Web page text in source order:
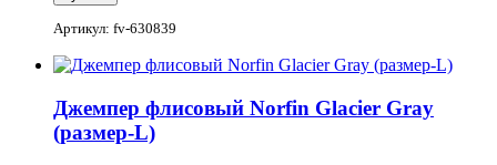
Артикул: fv-630839
Джемпер флисовый Norfin Glacier Gray
(размер-L)